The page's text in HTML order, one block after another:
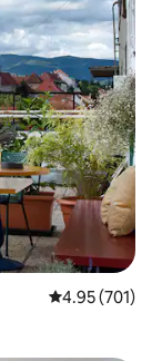
평점 4.95점(5
4.95 (701)